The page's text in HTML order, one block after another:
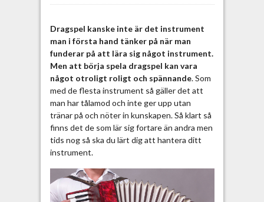
ö
j
a
s
p
e
l
a
d
a
g
s
Dragspel kanske inte är det instrument
man i första hand tänker på när man
funderar på att lära sig något instrument.
Men att börja spela dragspel kan vara
något otroligt roligt och spännande. Som
med de flesta instrument så gäller det att
man har tålamod och inte ger upp utan
tränar på och nöter in kunskapen. Så klart så
finns det de som lär sig fortare än andra men
tids nog så ska du lärt dig att hantera ditt
instrument.